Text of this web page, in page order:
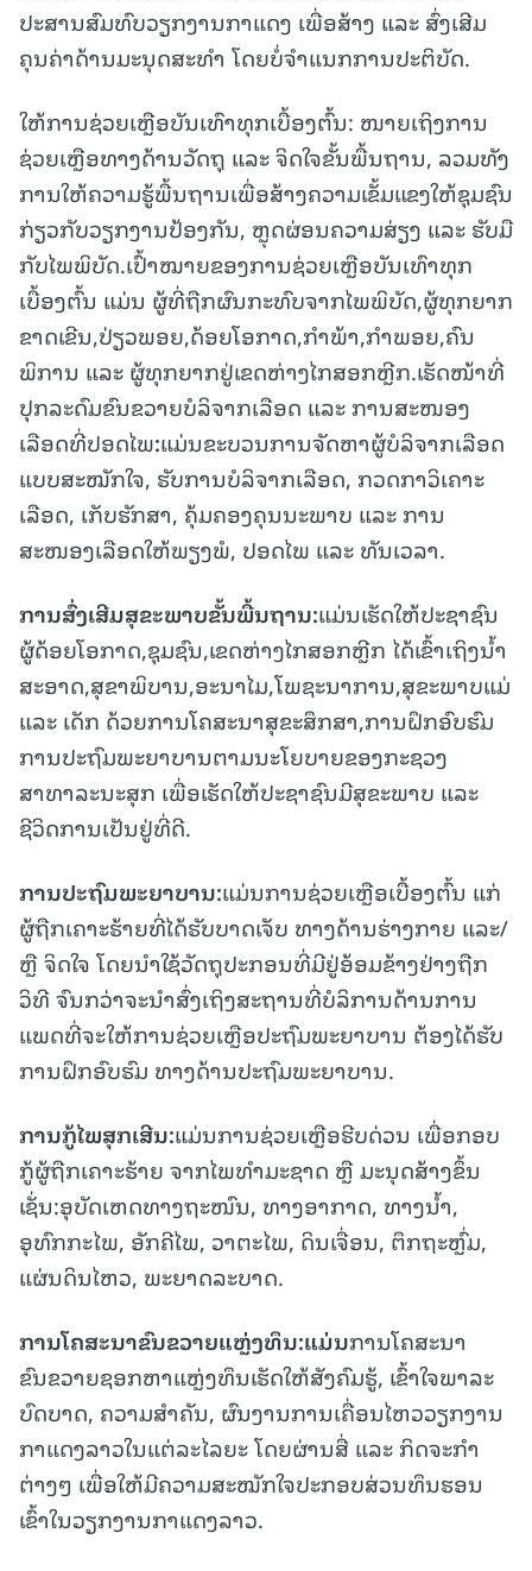
ປະສານສົມທົບວຽກງານກາແດງ ເພື່ອສ້າງ ແລະ ສົ່ງເສີມ
ຄຸນຄ່າດ້ານມະນຸດສະທຳ ໂດຍບໍ່ຈຳແນກການປະຕິບັດ.
ໃຫ້ການຊ່ວຍເຫຼືອບັນເທົາທຸກເບື້ອງຕົ້ນ: ໜາຍເຖິງການ
ຊ່ວຍເຫຼືອທາງດ້ານວັດຖຸ ແລະ ຈິດໃຈຂັ້ນພື້ນຖານ, ລວມທັງ
ການໃຫ້ຄວາມຮູ້ພື້ນຖານເພື່ອສ້າງຄວາມເຂັ້ມແຂງໃຫ້ຊຸມຊົນ
ກ່ຽວກັບວຽກງານປ້ອງກັນ, ຫຼຸດຜ່ອນຄວາມສ່ຽງ ແລະ ຮັບມື
ກັບໄພພິບັດ.ເປົ້າໝາຍຂອງການຊ່ວຍເຫຼືອບັນເທົາທຸກ
ເບື້ອງຕົ້ນ ແມ່ນ ຜູ້ທີ່ຖືກຜົນກະທົບຈາກໄພພິບັດ,ຜູ້ທຸກຍາກ
ຂາດເຂີນ,ປ່ຽວພອຍ,ດ້ອຍໂອກາດ,ກຳພ້າ,ກຳພອຍ,ຄົນ
ພິການ ແລະ ຜູ້ທຸກຍາກຢູ່ເຂດຫ່າງໄກສອກຫຼີກ.ເຮັດໜ້າທີ່
ປຸກລະດົມຂົນຂວາຍບໍລິຈາກເລືອດ ແລະ ການສະໜອງ
ເລືອດທີ່ປອດໄພ:ແມ່ນຂະບວນການຈັດຫາຜູ້ບໍລິຈາກເລືອດ
ແບບສະໝັກໃຈ, ຮັບການບໍລິຈາກເລືອດ, ກວດກາວິເຄາະ
ເລືອດ, ເກັບຮັກສາ, ຄຸ້ມຄອງຄຸນນະພາບ ແລະ ການ
ສະໜອງເລືອດໃຫ້ພຽງພໍ, ປອດໄພ ແລະ ທັນເວລາ.
ການສົ່ງເສີມສຸຂະພາບຂັ້ນພື້ນຖານ:ແມ່ນເຮັດໃຫ້ປະຊາຊົນ
ຜູ້ດ້ອຍໂອກາດ,ຊຸມຊົນ,ເຂດຫ່າງໄກສອກຫຼີກ ໄດ້ເຂົ້າເຖິງນ້ຳ
ສະອາດ,ສຸຂາພິບານ,ອະນາໄມ,ໂພຊະນາການ,ສຸຂະພາບແມ່
ແລະ ເດັກ ດ້ວຍການໂຄສະນາສຸຂະສຶກສາ,ການຝຶກອົບຮົມ
ການປະຖົມພະຍາບານຕາມນະໂຍບາຍຂອງກະຊວງ
ສາທາລະນະສຸກ ເພື່ອເຮັດໃຫ້ປະຊາຊົນມີສຸຂະພາບ ແລະ
ຊີວິດການເປັນຢູ່ທີ່ດີ.
ການປະຖົມພະຍາບານ:ແມ່ນການຊ່ວຍເຫຼືອເບື້ອງຕົ້ນ ແກ່
ຜູ້ຖືກເຄາະຮ້າຍທີ່ໄດ້ຮັບບາດເຈັບ ທາງດ້ານຮ່າງກາຍ ແລະ/
ຫຼື ຈິດໃຈ ໂດຍນຳໃຊ້ວັດຖຸປະກອນທີ່ມີຢູ່ອ້ອມຂ້າງຢ່າງຖືກ
ວິທີ ຈົນກວ່າຈະນຳສົ່ງເຖິງສະຖານທີ່ບໍລິການດ້ານການ
ແພດທີ່ຈະໃຫ້ການຊ່ວຍເຫຼືອປະຖົມພະຍາບານ ຕ້ອງໄດ້ຮັບ
ການຝຶກອົບຮົມ ທາງດ້ານປະຖົມພະຍາບານ.
ການກູ້ໄພສຸກເສີນ:ແມ່ນການຊ່ວຍເຫຼືອຮີບດ່ວນ ເພື່ອກອບ
ກູ້ຜູ້ຖືກເຄາະຮ້າຍ ຈາກໄພທຳມະຊາດ ຫຼື ມະນຸດສ້າງຂຶ້ນ
ເຊັ່ນ:ອຸບັດເຫດທາງຖະໜົນ, ທາງອາກາດ, ທາງນ້ຳ,
ອຸທົກກະໄພ, ອັກຄີໄພ, ວາຕະໄພ, ດິນເຈື່ອນ, ຕຶກຖະຫຼົ່ມ,
ແຜ່ນດິນໄຫວ, ພະຍາດລະບາດ.
ການໂຄສະນາຂົນຂວາຍແຫຼ່ງທຶນ:ແມ່ນການໂຄສະນາ
ຂົນຂວາຍຊອກຫາແຫຼ່ງທຶນເຮັດໃຫ້ສັງຄົມຮູ້, ເຂົ້າໃຈພາລະ
ບົດບາດ, ຄວາມສຳຄັນ, ຜົນງານການເຄື່ອນໄຫວວຽກງານ
ກາແດງລາວໃນແຕ່ລະໄລຍະ ໂດຍຜ່ານສື່ ແລະ ກິດຈະກຳ
ຕ່າງໆ ເພື່ອໃຫ້ມີຄວາມສະໝັກໃຈປະກອບສ່ວນທຶນຮອນ
ເຂົ້າໃນວຽກງານກາແດງລາວ.